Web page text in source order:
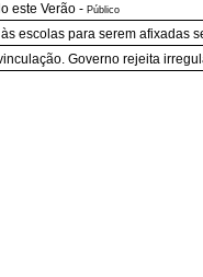
este Verão - Público
escolas para serem afixadas
Governo rejeita